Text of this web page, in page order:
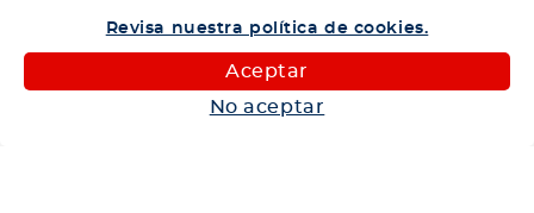
Revisa nuestra política de cookies.
Aceptar
No aceptar